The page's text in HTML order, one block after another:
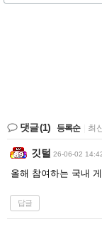
댓글(1) 등록순 최
깃털 26-06-02
올해 참여하는 국내
답글